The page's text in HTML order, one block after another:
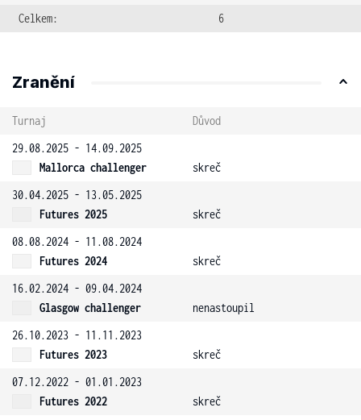
Celkem:
6
Zranění
Turnaj
Důvod
29.08.2025 - 14.09.2025
Mallorca challenger
skreč
30.04.2025 - 13.05.2025
Futures 2025
skreč
08.08.2024 - 11.08.2024
Futures 2024
skreč
16.02.2024 - 09.04.2024
Glasgow challenger
nenastoupil
26.10.2023 - 11.11.2023
Futures 2023
skreč
07.12.2022 - 01.01.2023
Futures 2022
skreč